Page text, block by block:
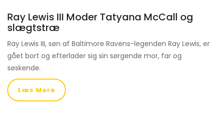
Ray Lewis III Moder Tatyana McCall og
slægtstræ
Ray Lewis III, søn af Baltimore Ravens-legenden Ray Lewis, er
gået bort og efterlader sig sin sørgende mor, far og
søskende.
Læs Mere